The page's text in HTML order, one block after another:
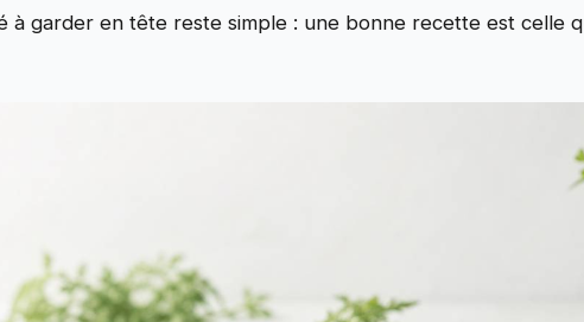
à garder en tête reste simple : une bonne recette est celle